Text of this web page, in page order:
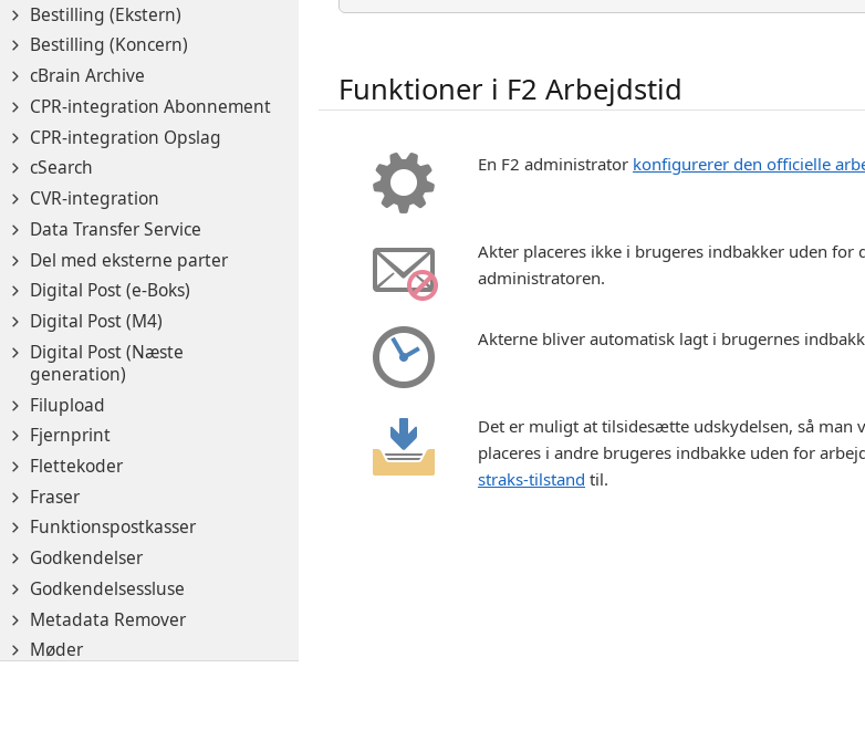
Bestilling (Ekstern)
Bestilling (Koncern)
cBrain Archive
CPR-integration Abonnement
CPR-integration Opslag
cSearch
CVR-integration
Data Transfer Service
Del med eksterne parter
Digital Post (e-Boks)
Digital Post (M4)
Digital Post (Næste
generation)
Filupload
Fjernprint
Flettekoder
Fraser
Funktionspostkasser
Godkendelser
Godkendelsessluse
Metadata Remover
Møder
Funktioner i F2 Arbejdstid
En F2 administrator konfigurerer den officielle
Akter placeres ikke i brugeres indbakker uden for
administratoren.
Akterne bliver automatisk lagt i brugernes
Det er muligt at tilsidesætte udskydelsen, så man
placeres i andre brugeres indbakke uden for
straks-tilstand til.